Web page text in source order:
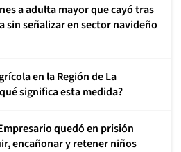
a adulta mayor que cayó tras
sin señalizar en sector navideño
en la Región de La
significa esta medida?
quedó en prisión
encañonar y retener niños